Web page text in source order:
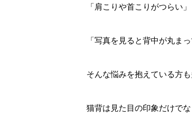
「肩こりや首こりがつらい」
「写真を見ると背中が丸まっ
そんな悩みを抱えている方
猫背は見た目の印象だけで